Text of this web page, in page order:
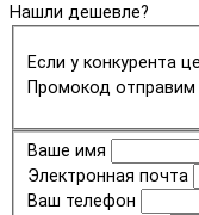
Нашли дешевле?
Если у конкурента
Промокод отправим
Ваше имя
Электронная почта
Ваш телефон